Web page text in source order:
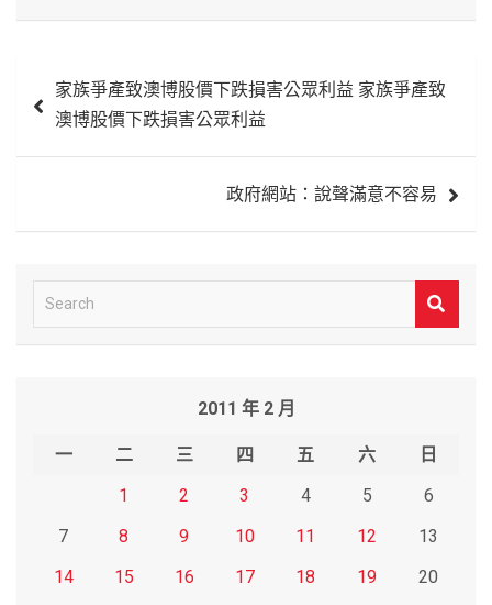
章
家族爭產致澳博股價下跌損害公眾利益 家族爭產致
澳博股價下跌損害公眾利益
政府網站：說聲滿意不容易
e
2011 年 2 月
一 二 三 四 五 六
日
1
2 3 4 5
6
7
8 9 10 11 12
13
14
15 16 17 18 19
20